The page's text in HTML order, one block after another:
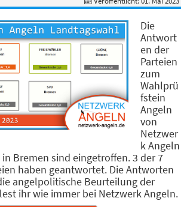
Die
Antwort
en der
Parteien
zum
Wahlprü
fstein
Angeln
von
Netzwer
k Angeln
Bremen sind eingetroffen. 3 der 7
haben geantwortet. Die Antworten
angelpolitische Beurteilung der
ihr wie immer bei Netzwerk Angeln.